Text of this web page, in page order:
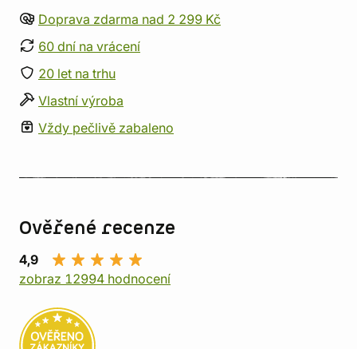
Doprava zdarma nad 2 299 Kč
60 dní na vrácení
20 let na trhu
Vlastní výroba
Vždy pečlivě zabaleno
Ověřené recenze
4,9
zobraz 12994 hodnocení